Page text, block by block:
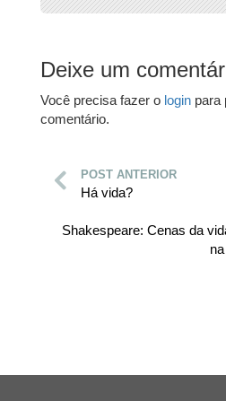
Deixe um
Você precisa fazer o login para
comentário.
POST ANTERIOR
Há vida?
Shakespeare: Cenas da